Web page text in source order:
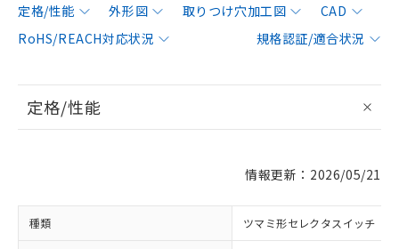
定格/性能 外形図 取りつけ穴加工図
CAD
RoHS/REACH対応状況
規格認証/適合状況
定格/性能
情報更新：2026/05/21
種類 ツマミ形セレクタスイッチ